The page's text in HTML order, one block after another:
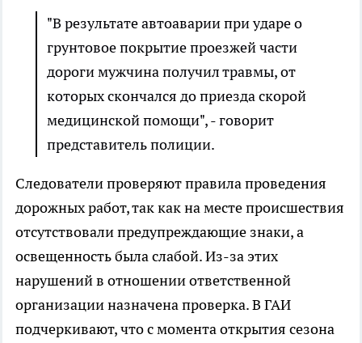
"В результате автоаварии при ударе о
грунтовое покрытие проезжей части
дороги мужчина получил травмы, от
которых скончался до приезда скорой
медицинской помощи", - говорит
представитель полиции.
Следователи проверяют правила проведения
дорожных работ, так как на месте происшествия
отсутствовали предупреждающие знаки, а
освещенность была слабой. Из-за этих
нарушений в отношении ответственной
организации назначена проверка. В ГАИ
подчеркивают, что с момента открытия сезона